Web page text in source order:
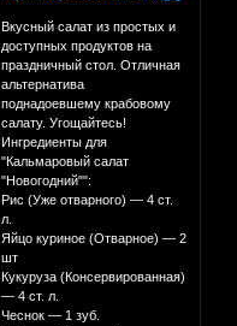
Вкусный салат из простых и
доступных продуктов на
праздничный стол. Отличная
альтернатива
поднадоевшему крабовому
салату. Угощайтесь!
Ингредиенты для
"Кальмаровый салат
"Новогодний"":
Рис (Уже отварного) — 4 ст.
л.
Яйцо куриное (Отварное) — 2
шт
Кукуруза (Консервированная)
— 4 ст. л.
Чеснок — 1 зуб.